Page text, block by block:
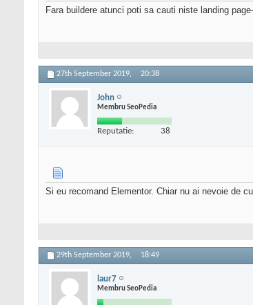
Fara buildere atunci poti sa cauti niste landing
27th September 2019, 20:38
John
Membru SeoPedia
Reputatie: 38
Si eu recomand Elementor. Chiar nu ai nevoie de
29th September 2019, 18:49
laur7
Membru SeoPedia